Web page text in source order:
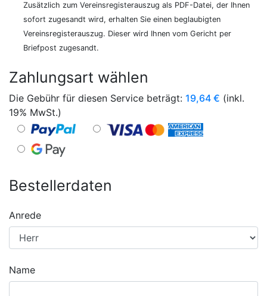
Zusätzlich zum Vereinsregisterauszug als PDF-Datei, der Ihnen
sofort zugesandt wird, erhalten Sie einen beglaubigten
Vereinsregisterauszug. Dieser wird Ihnen vom Gericht per
Briefpost zugesandt.
Zahlungsart wählen
Die Gebühr für diesen Service beträgt: 19,64 € (inkl.
19% MwSt.)
Bestellerdaten
Anrede
Name